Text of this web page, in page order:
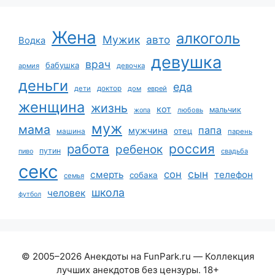
Водка Жена Мужик авто алкоголь
армия бабушка врач девочка девушка
деньги дети доктор дом еврей еда
женщина жизнь жопа кот любовь мальчик
мама машина муж мужчина отец папа парень
пиво путин работа ребенок россия свадьба
секс семья смерть собака сон сын телефон
футбол человек школа
© 2005–2026 Анекдоты на FunPark.ru — Коллекция
лучших анекдотов без цензуры. 18+